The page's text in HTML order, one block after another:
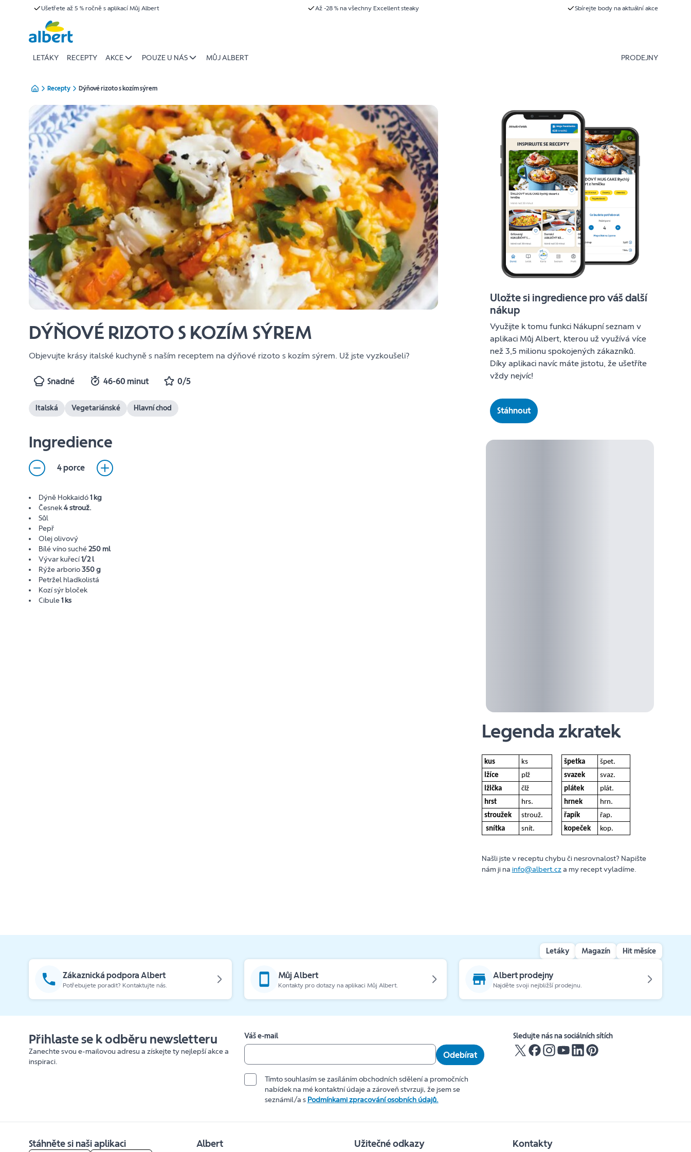
Ušetřete až 5 % ročně s aplikací Můj Albert Až -28 % na všechny Excellent steaky Sbírejte body na aktuální akce
LETÁKY RECEPTY AKCE POUZE U NÁS MŮJ ALBERT PRODEJNY
Recepty Dýňové rizoto s kozím sýrem
DÝŇOVÉ RIZOTO S KOZÍM SÝREM
Objevujte krásy italské kuchyně s naším receptem na dýňové rizoto s kozím sýrem. Už jste vyzkoušeli?
Snadné 46-60 minut 0/5
Italská Vegetariánské Hlavní chod
Ingredience
4 porce
Dýně Hokkaidó1 kg
Česnek4 strouž.
Sůl
Pepř
Olej olivový
Bílé víno suché250 ml
Vývar kuřecí1/2 l
Rýže arborio350 g
Petržel hladkolistá
Kozí sýr bloček
Cibule1 ks
Uložte si ingredience pro váš další
nákup
Využijte k tomu funkci Nákupní seznam v
aplikaci Můj Albert, kterou už využívá více
než 3,5 milionu spokojených zákazníků.
Díky aplikaci navíc máte jistotu, že ušetříte
vždy nejvíc!
Stáhnout
Legenda zkratek
kus ks špetka
špet.
lžíce
plž svazek
svaz.
lžička
člž plátek
plát.
hrst
hrs. hrnek
hrn.
stroužek
strouž. řapík
řap.
snítka
snít. kopeček kop.
Našli jste v receptu chybu či nesrovnalost? Napište
nám ji na info@albert.cza my recept vyladíme.
Letáky Magazín Hit měsíce
Zákaznická podpora Albert
Potřebujete poradit? Kontaktujte nás.
Můj Albert
Kontakty pro dotazy na aplikaci Můj Albert.
Albert prodejny
Najděte svoji nejbližší prodejnu.
Přihlaste se k odběru newsletteru
Zanechte svou e-mailovou adresu a získejte ty nejlepší akce a
inspiraci.
Váš e-mail
Odebírat
Tímto souhlasím se zasíláním obchodních sdělení a promočních
nabídek na mé kontaktní údaje a zároveň stvrzuji, že jsem se
seznámil/a s Podmínkami zpracování osobních údajů.
Sledujte nás na sociálních sítích
Stáhněte si naši aplikaci Albert Užitečné odkazy Kontakty